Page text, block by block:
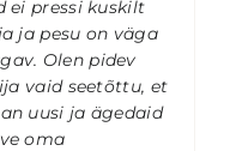
ei pressi kuskilt
ja pesu on väga
Olen pidev
vaid seetõttu, et
uusi ja ägedaid
oma